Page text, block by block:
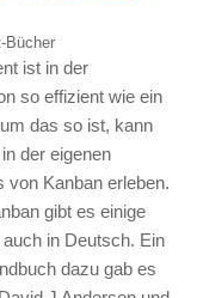
Bücher
ist in der
so effizient wie ein
das so ist, kann
der eigenen
von Kanban erleben.
gibt es einige
in Deutsch. Ein
dazu gab es